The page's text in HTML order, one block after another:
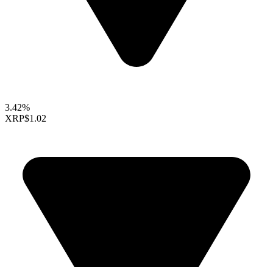
3.42%
XRP$1.02